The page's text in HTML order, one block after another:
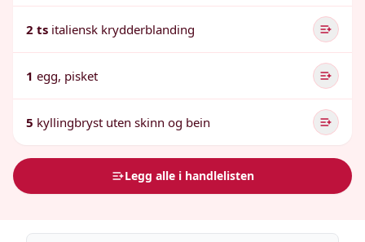
2 ts italiensk krydderblanding
1 egg, pisket
5 kyllingbryst uten skinn og bein
Legg alle i handlelisten